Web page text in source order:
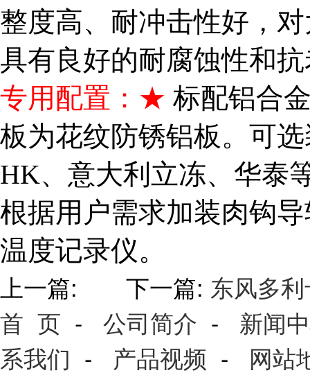
整度高、耐冲击性好，
具有良好的耐腐蚀性和
专用配置：★ 标配铝合
板为花纹防锈铝板。可
HK、意大利立冻、华泰
根据用户需求加装肉钩
温度记录仪。
上一篇: 下一篇: 东风多
首 页 - 公司简介 - 新闻
系我们 - 产品视频 - 网站